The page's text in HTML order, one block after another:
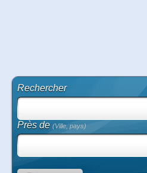
Rechercher
Près de(Ville, pays)